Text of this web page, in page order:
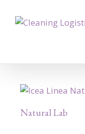
Natural Lab